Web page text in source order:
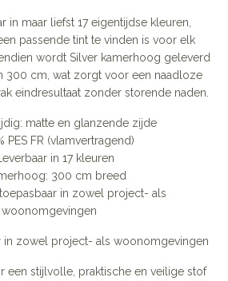
in maar liefst 17 eigentijdse kleuren,
passende tint te vinden is voor elk
wordt Silver kamerhoog geleverd
300 cm, wat zorgt voor een naadloze
eindresultaat zonder storende naden.
matte en glanzende zijde
PES FR (vlamvertragend)
in 17 kleuren
300 cm breed
in zowel project- als
woonomgevingen
in zowel project- als woonomgevingen
een stijlvolle, praktische en veilige stof